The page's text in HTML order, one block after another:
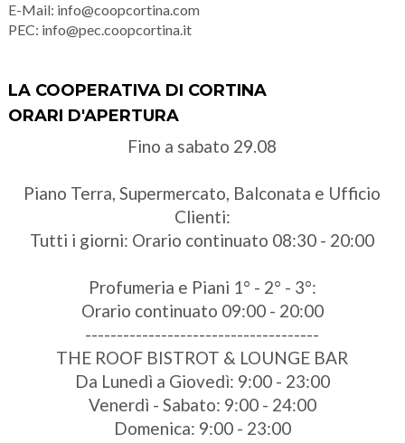
E-Mail: info@coopcortina.com
PEC: info@pec.coopcortina.it
LA COOPERATIVA DI CORTINA
ORARI D'APERTURA
Fino a sabato 29.08
Piano Terra, Supermercato, Balconata e Ufficio
Clienti:
Tutti i giorni: Orario continuato 08:30 - 20:00
Profumeria e Piani 1° - 2° - 3°:
Orario continuato 09:00 - 20:00
-------------------------------------
THE ROOF BISTROT & LOUNGE BAR
Da Lunedì a Giovedì: 9:00 - 23:00
Venerdì - Sabato: 9:00 - 24:00
Domenica: 9:00 - 23:00